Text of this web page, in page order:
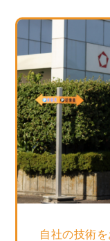
自社の技術